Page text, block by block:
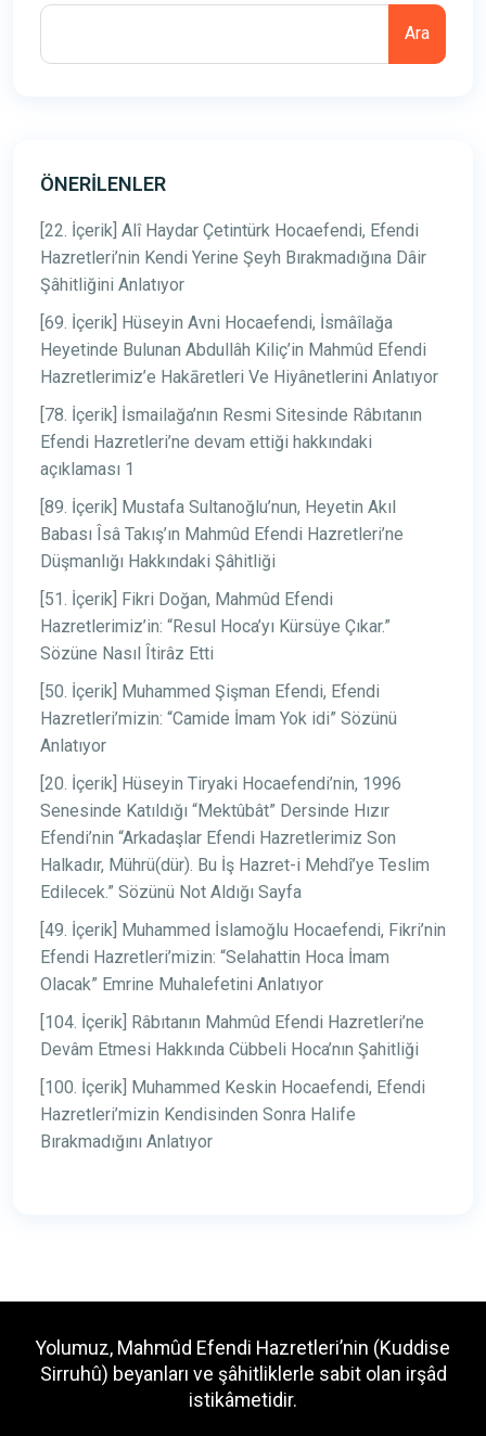
Ara
ÖNERILENLER
[22. İçerik] Alî Haydar Çetintürk Hocaefendi, Efendi
Hazretleri’nin Kendi Yerine Şeyh Bırakmadığına Dâir
Şâhitliğini Anlatıyor
[69. İçerik] Hüseyin Avni Hocaefendi, İsmâîlağa
Heyetinde Bulunan Abdullâh Kiliç’in Mahmûd Efendi
Hazretlerimiz’e Hakāretleri Ve Hiyânetlerini Anlatıyor
[78. İçerik] İsmailağa’nın Resmi Sitesinde Râbıtanın
Efendi Hazretleri’ne devam ettiği hakkındaki
açıklaması 1
[89. İçerik] Mustafa Sultanoğlu’nun, Heyetin Akıl
Babası Îsâ Takış’ın Mahmûd Efendi Hazretleri’ne
Düşmanlığı Hakkındaki Şâhitliği
[51. İçerik] Fikri Doğan, Mahmûd Efendi
Hazretlerimiz’in: “Resul Hoca’yı Kürsüye Çıkar.”
Sözüne Nasıl Îtirâz Etti
[50. İçerik] Muhammed Şişman Efendi, Efendi
Hazretleri’mizin: “Camide İmam Yok idi” Sözünü
Anlatıyor
[20. İçerik] Hüseyin Tiryaki Hocaefendi’nin, 1996
Senesinde Katıldığı “Mektûbât” Dersinde Hızır
Efendi’nin “Arkadaşlar Efendi Hazretlerimiz Son
Halkadır, Mührü(dür). Bu İş Hazret-i Mehdî’ye Teslim
Edilecek.” Sözünü Not Aldığı Sayfa
[49. İçerik] Muhammed İslamoğlu Hocaefendi, Fikri’nin
Efendi Hazretleri’mizin: “Selahattin Hoca İmam
Olacak” Emrine Muhalefetini Anlatıyor
[104. İçerik] Râbıtanın Mahmûd Efendi Hazretleri’ne
Devâm Etmesi Hakkında Cübbeli Hoca’nın Şahitliği
[100. İçerik] Muhammed Keskin Hocaefendi, Efendi
Hazretleri’mizin Kendisinden Sonra Halife
Bırakmadığını Anlatıyor
Yolumuz, Mahmûd Efendi Hazretleri’nin (Kuddise
Sirruhû) beyanları ve şâhitliklerle sabit olan irşâd
istikâmetidir.